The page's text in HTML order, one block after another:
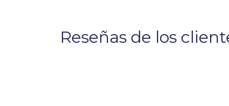
Reseñas de los